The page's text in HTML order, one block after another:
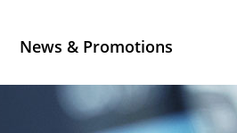
News & Promotions